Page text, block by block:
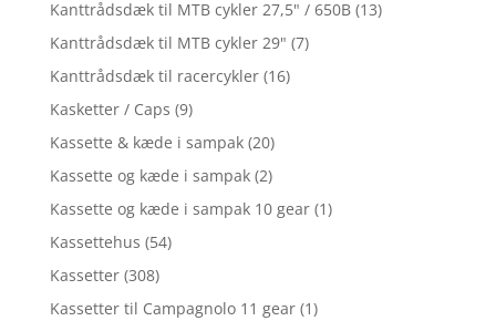
Kanttrådsdæk til MTB cykler 27,5" / 650B (13)
Kanttrådsdæk til MTB cykler 29" (7)
Kanttrådsdæk til racercykler (16)
Kasketter / Caps (9)
Kassette & kæde i sampak (20)
Kassette og kæde i sampak (2)
Kassette og kæde i sampak 10 gear (1)
Kassettehus (54)
Kassetter (308)
Kassetter til Campagnolo 11 gear (1)